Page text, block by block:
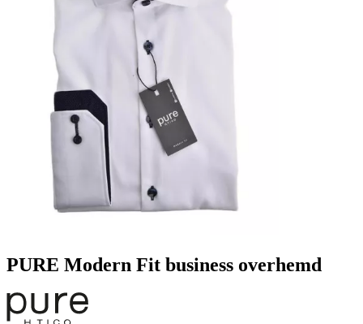
PURE Modern Fit business overhemd